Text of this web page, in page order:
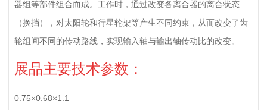
器组等部件组合而成。工作时，通过改变各离合器的离合状态
（换挡），对太阳轮和行星轮架等产生不同约束，从而改变了齿
轮组间不同的传动路线，实现输入轴与输出轴传动比的改变。
展品主要技术参数：
0.75×0.68×1.1